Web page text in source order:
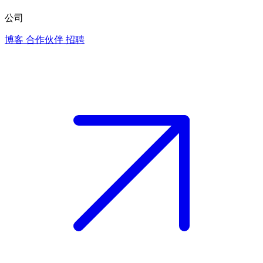
公司
博客 合作伙伴 招聘